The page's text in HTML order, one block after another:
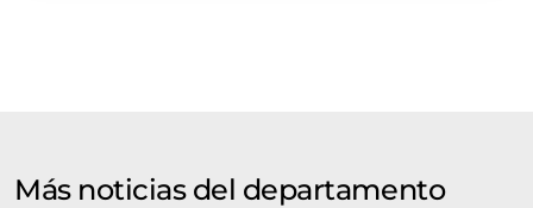
Más noticias del departamento